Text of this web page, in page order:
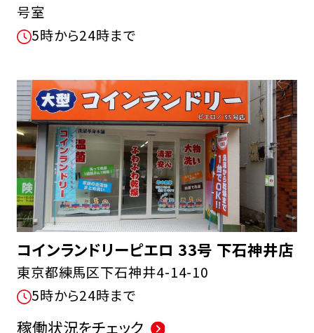
号室
5時から24時まで
コインランドリーピエロ 33号 下石神井店
東京都練馬区下石神井4-14-10
5時から24時まで
稼働状況をチェック